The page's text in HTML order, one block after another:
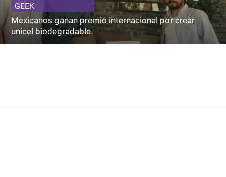
GEEK
Mexicanos ganan premio internacional por crear
unicel biodegradable.